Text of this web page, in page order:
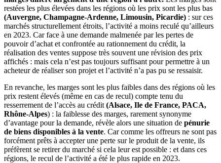
restées les plus élevées dans les régions où les prix sont les plus bas
(Auvergne, Champagne-Ardenne, Limousin, Picardie) : sur ces
marchés structurellement étroits, l’activité a moins reculé qu’ailleurs
en 2023. Car face à une demande malmenée par les pertes de
pouvoir d’achat et confrontée au rationnement du crédit, la
réalisation des ventes suppose très souvent une révision des prix
affichés : mais cela n’est pas toujours suffisant pour permettre à un
acheteur de réaliser son projet et l’activité n’a pas pu se ressaisir.
En revanche, les marges sont les plus faibles dans des régions où les
prix restent élevés (même en cas de recul) compte tenu du
resserrement de l’accès au crédit (Alsace, Ile de France, PACA,
Rhône-Alpes) : la faiblesse des marges, rarement synonyme
d’avantage pour la demande, révèle alors une situation de pénurie
de biens disponibles à la vente. Car comme les offreurs ne sont pas
forcément prêts à accepter une perte sur le produit de la vente, ils
préfèrent se retirer du marché si cela leur est possible : et dans ces
régions, le recul de l’activité a été le plus rapide en 2023.